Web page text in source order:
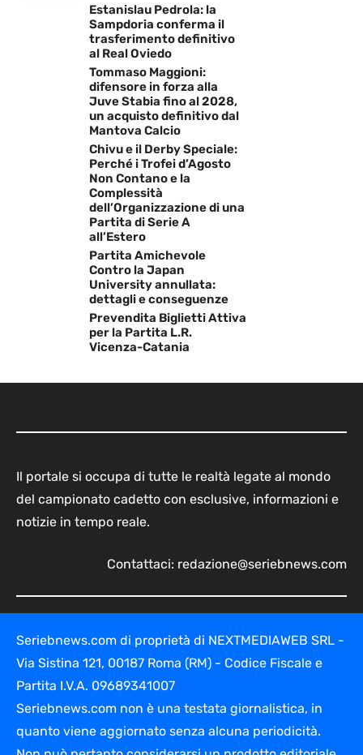
Estanislau Pedrola: la
Sampdoria conferma il
trasferimento definitivo
al Real Oviedo
Tommaso Maggioni:
difensore in forza alla
Juve Stabia fino al 2028,
un acquisto definitivo dal
Mantova Calcio
Chivu e il Derby Speciale:
Perché i Trofei d’Agosto
Non Contano e la
Complessità
dell’Organizzazione di una
Partita di Serie A
all’Estero
Partita Amichevole
Contro la Japan
University annullata:
dettagli e conseguenze
Prevendita Biglietti Attiva
per la Partita L.R.
Vicenza-Catania
Il portale si occupa di tutte le realtà legate al mondo
del campionato cadetto con esclusive, informazioni e
notizie in tempo reale.
Contattaci: redazione@seriebnews.com
Seriebnews.com di proprietà di NEXTMEDIAWEB SRL -
Via Sistina 121, 00187 Roma (RM) - Codice Fiscale e
Partita I.V.A. 09689341007
Seriebnews.com non è una testata giornalistica, in
quanto viene aggiornato senza alcuna periodicità.